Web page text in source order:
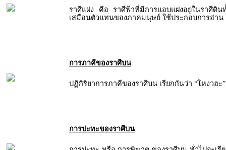
ราศีแฝง คือ ราศีฟ้าที่มีการแอบแฝงอยู่ในราศีดิ
เสมือนตัวแทนของภาคมนุษย์ ใช้ประกอบการอ่าน
การภาคีของราศีบน
ปฏิกิริยาการภาคีของราศีบน เรียกกันว่า “โหงวฮะ
การปะทะของราศีบน